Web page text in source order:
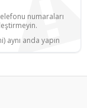
numaraları
aynı anda yapın